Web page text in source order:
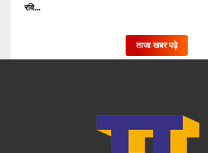
रवि...
ताजा खबर पढ़े